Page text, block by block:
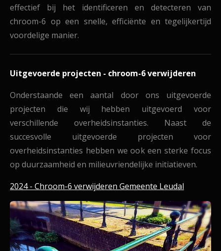
effectief bij het identificeren en detecteren van
chroom-6 op een snelle, efficiënte en tegelijkertijd
voordelige manier.
Uitgevoerde projecten - chroom-6 verwijderen
Onderstaande een aantal door ons uitgevoerde
projecten die wij hebben uitgevoerd voor
verschillende overheidsinstanties. Naast de
succesvolle uitgevoerde projecten voor
overheidsinstanties hebben we ook een sterke focus
op duurzaamheid en milieuvriendelijke initiatieven.
2024 - Chroom-6 verwijderen Gemeente Leudal